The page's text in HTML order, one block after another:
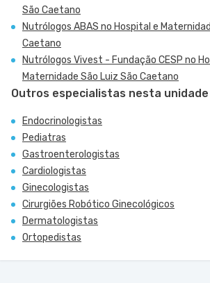
São Caetano
Nutrólogos ABAS no Hospital e
Caetano
Nutrólogos Vivest - Fundação CESP no
Maternidade São Luiz São Caetano
Outros especialistas nesta unidade
Endocrinologistas
Pediatras
Gastroenterologistas
Cardiologistas
Ginecologistas
Cirurgiões Robótico Ginecológicos
Dermatologistas
Ortopedistas